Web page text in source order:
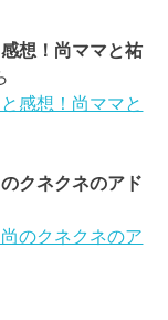
想！尚ママと祐
感想！尚ママと
クネクネのアド
のクネクネのア